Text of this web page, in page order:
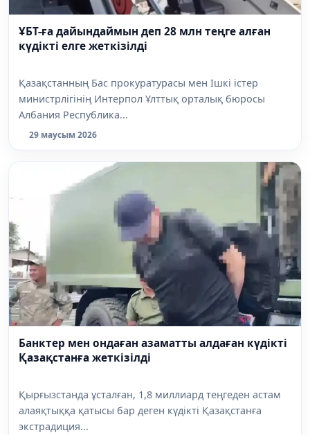
ҰБТ-ға дайындаймын деп 28 млн теңге алған
күдікті елге жеткізілді
Қазақстанның Бас прокуратурасы мен Ішкі істер
министрлігінің Интерпол Ұлттық орталық бюросы
Албания Республика...
29 маусым 2026
Банктер мен ондаған азаматты алдаған күдікті
Қазақстанға жеткізілді
Қырғызстанда ұсталған, 1,8 миллиард теңгеден астам
алаяқтыққа қатысы бар деген күдікті Қазақстанға
экстрадиция...